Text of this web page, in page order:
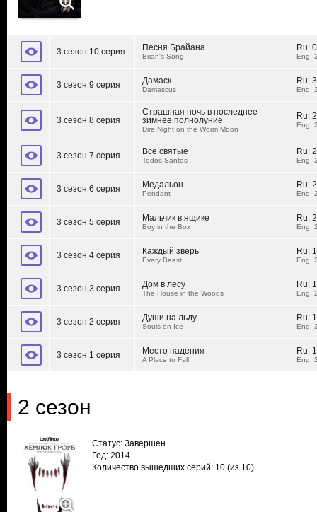
3 сезон 10 серия Песня Брайана
Brian's Song
Ru:
Eng:
3 сезон 9 серия Дамаск
Damascus
Ru:
Eng:
3 сезон 8 серия
Страшная ночь в последнее
зимнее полнолуние
Dire Night on the Worm Moon
Ru:
Eng:
3 сезон 7 серия Все святые
Todos Santos
Ru:
Eng:
3 сезон 6 серия Медальон
Pendant
Ru:
Eng:
3 сезон 5 серия Мальчик в ящике
Boy in the Box
Ru:
Eng:
3 сезон 4 серия Каждый зверь
Every Beast
Ru:
Eng:
3 сезон 3 серия Дом в лесу
The House in the Woods
Ru:
Eng:
3 сезон 2 серия Души на льду
Souls on Ice
Ru:
Eng:
3 сезон 1 серия Место падения
A Place to Fall
Ru:
Eng:
2 сезон
Статус: Завершен
Год: 2014
Количество вышедших серий: 10 (из 10)